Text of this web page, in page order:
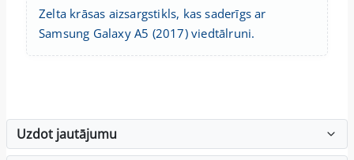
Zelta krāsas aizsargstikls, kas saderīgs ar
Samsung Galaxy A5 (2017) viedtālruni.
Uzdot jautājumu